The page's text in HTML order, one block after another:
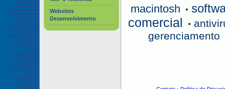
Websites
Desenvolvimento
macintosh •
comercial •
gerenciamento